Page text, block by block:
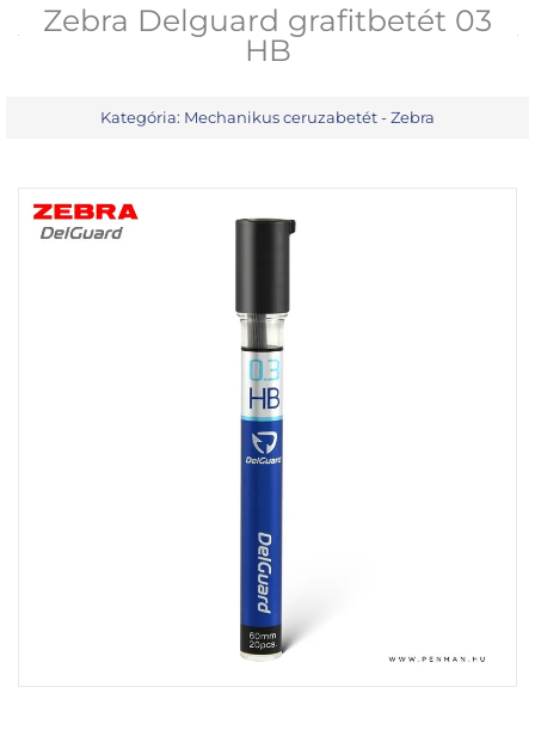
Zebra Delguard grafitbetét 03
HB
Kategória: Mechanikus ceruzabetét - Zebra